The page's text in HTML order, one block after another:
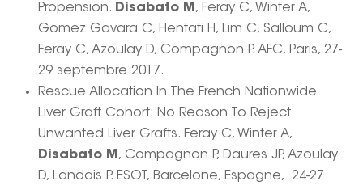
Propension. Disabato M , Feray C, Winter A,
Gomez Gavara C, Hentati H, Lim C, Salloum C,
Feray C, Azoulay D, Compagnon P. AFC, Paris, 27-
29 septembre 2017.
Rescue Allocation In The French Nationwide
Liver Graft Cohort: No Reason To Reject
Unwanted Liver Grafts. Feray C, Winter A,
Disabato M , Compagnon P, Daures JP, Azoulay
D, Landais P. ESOT, Barcelone, Espagne, 24-27